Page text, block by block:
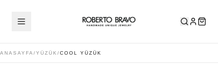
ANASAYFA /YÜZÜK /COOL YÜZÜK